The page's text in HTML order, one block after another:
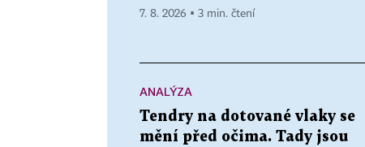
7. 8. 2026 ▪ 3 min. čtení
ANALÝZA
Tendry na dotované vlaky se
mění před očima. Tady jsou